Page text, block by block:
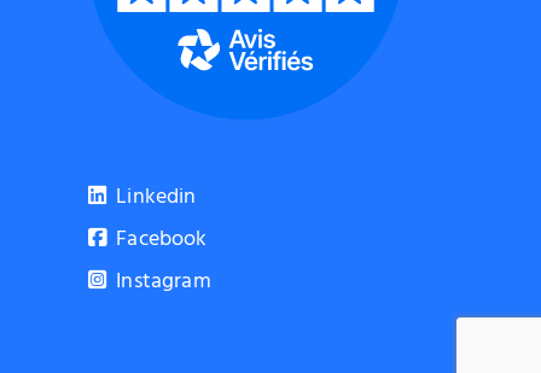
Linkedin
Facebook
Instagram